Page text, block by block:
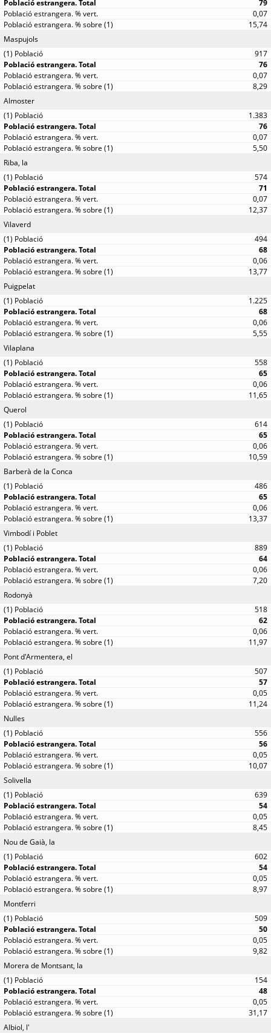
79
0,07
15,74
Maspujols
917
76
0,07
8,29
Almoster
1.383
76
0,07
5,50
Riba, la
574
71
0,07
12,37
Vilaverd
494
68
0,06
13,77
Puigpelat
1.225
68
0,06
5,55
Vilaplana
558
65
0,06
11,65
Querol
614
65
0,06
10,59
Barberà de la Conca
486
65
0,06
13,37
Vimbodí i Poblet
889
64
0,06
7,20
Rodonyà
518
62
0,06
11,97
Pont d'Armentera, el
507
57
0,05
11,24
Nulles
556
56
0,05
10,07
Solivella
639
54
0,05
8,45
Nou de Gaià, la
602
54
0,05
8,97
Montferri
509
50
0,05
9,82
Morera de Montsant, la
154
48
0,05
31,17
Albiol, l'